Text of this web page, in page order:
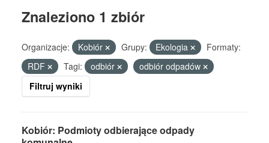
Znaleziono 1 zbiór
Organizacje: Kobiór Grupy: Ekologia
Formaty:
RDF
Tagi: odbiór
odbiór odpadów
Filtruj wyniki
Kobiór: Podmioty odbierające odpady